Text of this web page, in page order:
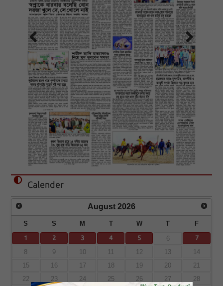
Calender
August 2026
S S M T W T F
1 2 3 4 5 6 7
8 9 10 11 12 13
14
15
16 17 18 19 20
21
22
23 24 25 26 27
28